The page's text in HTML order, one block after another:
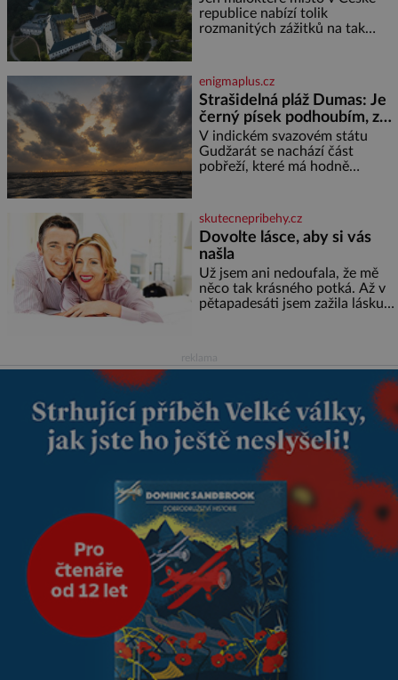
rozhodla stávkovat. Cvičte
republice nabízí tolik
rozmanitých zážitků na tak
jediného dne můžete
nahlédnout do útrob jedné z
nejvýznamnějších vodních
elektráren v Evropě, vydat se na
horské hřebeny, projet se na
koloběžce a den zakončit
poznáváním památek ve
enigmaplus.cz
Strašidelná pláž Dumas: Je
černý písek podhoubím, ze
kterého roste zlo?
V indickém svazovém státu
Gudžarát se nachází část
pobřeží, které má hodně
Proč má pláž takové netypické
zbarvení? Nakolik jsou pravd
skutecnepribehy.cz
Dovolte lásce, aby si vás
našla
Už jsem ani nedoufala, že mě
něco tak krásného potká. Až v
pětapadesáti jsem zažila lásku
nás dali dohromady, Toník byl
dobře zaopatřený mladý muž.
Manželství nám oběma moc
nesvědčilo, brzy jsme zjistili, že